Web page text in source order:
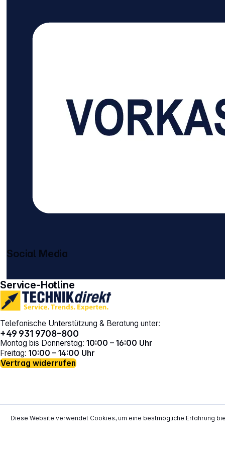
Service-Hotline
Telefonische Unterstützung & Beratung unter:
+49 931 9708–800
Montag bis Donnerstag: 10:00 – 16:00 Uhr
Freitag: 10:00 – 14:00 Uhr
Vertrag widerrufen
Social Media
Diese Website verwendet Cookies, um eine bestmögliche Erfahrung